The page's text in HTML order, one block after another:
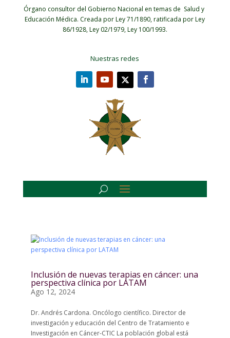
Órgano consultor del Gobierno Nacional en temas de Salud y
Educación Médica. Creada por Ley 71/1890, ratificada por Ley
86/1928, Ley 02/1979, Ley 100/1993.
Nuestras redes
Inclusión de nuevas terapias en cáncer: una
perspectiva clínica por LATAM
Ago 12, 2024
Dr. Andrés Cardona. Oncólogo científico. Director de
investigación y educación del Centro de Tratamiento e
Investigación en Cáncer-CTIC La población global está